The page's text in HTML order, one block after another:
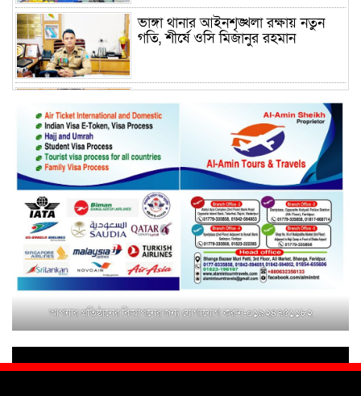
ভাঙ্গা থানার আইনশৃঙ্খলা রক্ষায় নতুন
গতি, শীর্ষে ওসি মিজানুর রহমান
ময়মনসিংহের অতিরিক্ত জেলা প্রশাসক
(রাজস্ব) আজিম উদ্দিন ভূমি মন্ত্রণালয়ে
পদায়ন
সাবেক এমপির প্রেস সেক্রেটারি রফিকের
ক্ষমতার দাপট ও গণ-অসন্তোষের তথ্য
গায়েব করে ত্রিশাল থানার সাজানো
রিপোর্ট
মুক্তাগাছায় জুলাই শহীদ সামিদের কবর
জিয়ারত ও পৌর কমিটির কার্যক্রম শুরু
শহিদুল ইসলাম বাবুলের হাত ধরে বদলে
আপনার প্রতিষ্ঠানের বিজ্ঞাপনের জন্য যোগাযোগ করুন-০১৯২৪৭৫১১৮২